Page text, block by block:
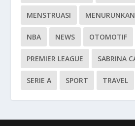
MENSTRUASI
NBA NEWS OTOMOTIF
PREMIER LEAGUE SABRINA
SERIE A SPORT TRAVEL